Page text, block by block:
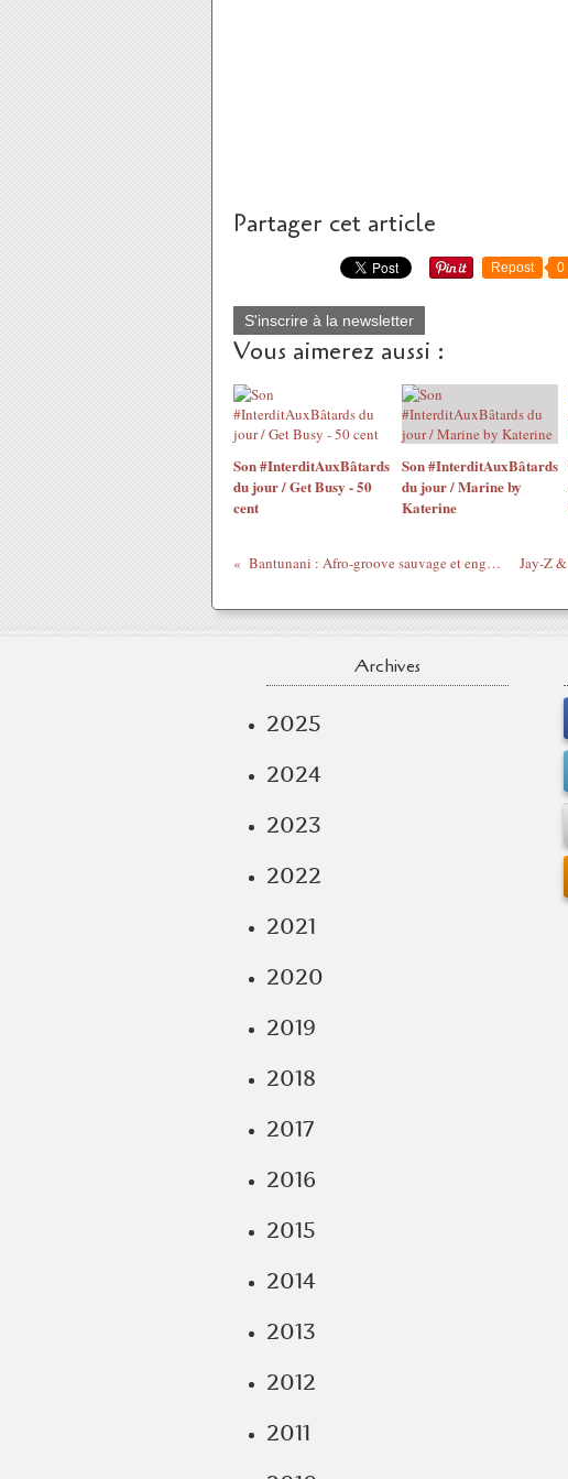
Partager cet article
Repost 0
S'inscrire à la newsletter
Vous aimerez aussi :
Son #InterditAuxBâtards
du jour / Get Busy - 50
cent
Son #InterditAuxBâtards
du jour / Marine by
Katerine
Bantunani : Afro-groove sauvage et engagé.
Archives
2025
2024
2023
2022
2021
2020
2019
2018
2017
2016
2015
2014
2013
2012
2011